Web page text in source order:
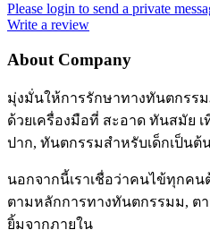
Please login to send a private
Write a review
About Company
มุ่งมั่นให้การรักษาทางทันตกรรม
ด้วยเครื่องมือที่ สะอาด ทันสมัย
ปาก, ทันตกรรมสำหรับเด็กเป็นต้
นอกจากนี้เราเชื่อว่าคนไข้ทุกค
ตามหลักการทางทันตกรรมม, ต
ยิ้มจากภายใน